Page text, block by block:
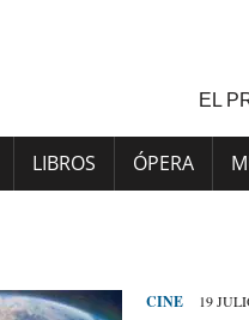
EL
LIBROS ÓPERA
CINE 19